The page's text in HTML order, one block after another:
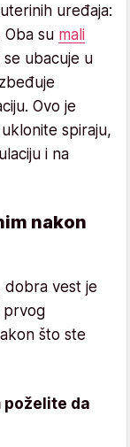
uređaja:
Oba su mali
se ubacuje u
Ovo je
spiraju,
i na
nakon
vest je
prvog
što ste
poželite da